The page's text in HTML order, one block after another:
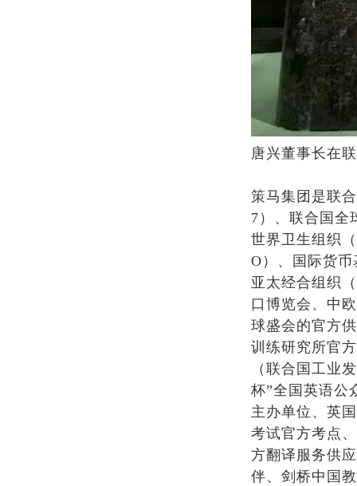
唐兴董事长在
策马集团是联
7）、联合国全
世界卫生组织
O）、国际货
亚太经合组织
口博览会、中
球盛会的官方
训练研究所官
（联合国工业
杯”全国英语公
主办单位、英
考试官方考点
方翻译服务供
伴、剑桥中国